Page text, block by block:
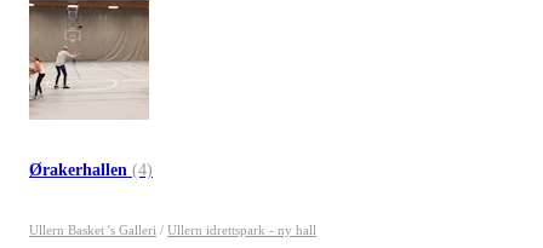
Ørakerhallen (4)
Ullern Basket 's Galleri / Ullern idrettspark - ny hall